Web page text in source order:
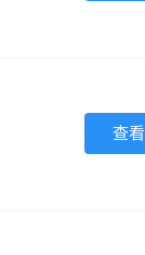
查